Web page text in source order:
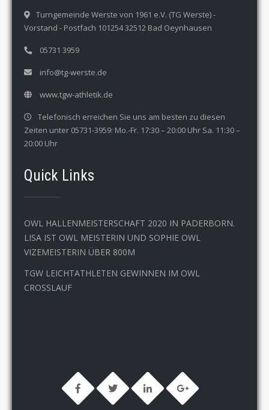
Turngemeinde Werste von 1961 e.V. (TG Werste) -
Vorstand - Postfach 101254 32512 Bad Oeynhausen
05731 3959
info@tg-werste.de
www.tgw-athletik.de
Telefonisch erreichen Sie uns am besten zu diesen
Zeiten unter 05731-3959: Mo.-Fr. 17:30 – 20:00 Uhr Sa. 11:30 –
20:00 Uhr
Quick Links
OWL HALLENMEISTERSCHAFT 2020 IN PADERBORN.
LISA IST OWL MEISTERIN UND SOPHIE OWL
VIZEMEISTERIN ÜBER 800M
TGW LEICHTATHLETEN GEWINNEN IM OWL
CROSSLAUF